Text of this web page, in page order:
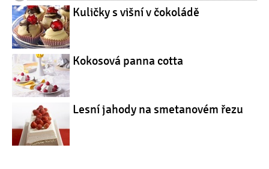
Kuličky s višní v čokoládě
Kokosová panna cotta
Lesní jahody na smetanovém řezu